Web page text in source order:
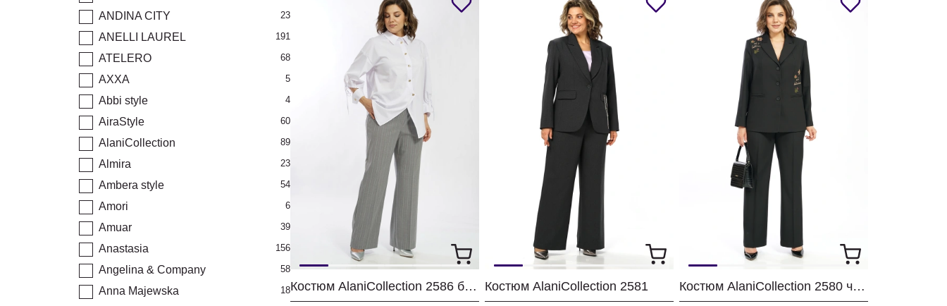
ANDINA CITY 23
ANELLI LAUREL 191
ATELERO 68
AXXA 5
Abbi style 4
AiraStyle 60
AlaniCollection 89
Almira 23
Ambera style 54
Amori 6
Amuar 39
Anastasia 156
Angelina & Company 58
Anna Majewska 18 Костюм AlaniCollection 2586 белый + серый Костюм AlaniCollection 2581 Костюм AlaniCollection 2580 черный